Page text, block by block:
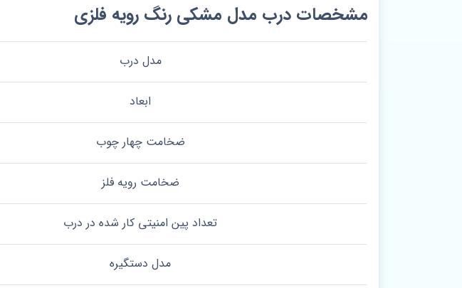
مشخصات درب مدل مشکی رنگ رویه فلزی
مدل درب
ابعاد
ضخامت چهار چوب
ضخامت رویه فلز
تعداد پین امنیتی کار شده در درب
مدل دستگیره